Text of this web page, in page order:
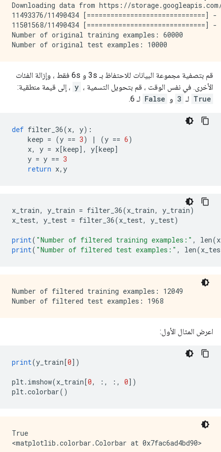
Downloading data from https://
11493376/11490434
11501568/11490434
Number of original training examples: 60000
قم بتصفية مجموعة البيانات للاحتفاظ بـ 3s و 6s فقط ، وإزالة الفئات
الأخرى. في نفس الوقت ، قم بتحويل التسمية ، y ، إلى قيمة منطقية:
True لـ 3 و False لـ 6.
def filter_36(x, y):
keep = (y == 3) | (y == 6)
x, y = x[keep], y[keep]
y = y == 3
return x, y
x_train, y_train = filter_36(x_train, y_train)
x_test, y_test = filter_36(x_test, y_test)
print( "Number of filtered training examples:" , len(
print( "Number of filtered test examples:" , len(
Number of filtered training examples: 12049
اعرض المثال الأول:
print(y_train[0])
plt. imshow(x_train[0, :, :, 0])
plt.colorbar()
True